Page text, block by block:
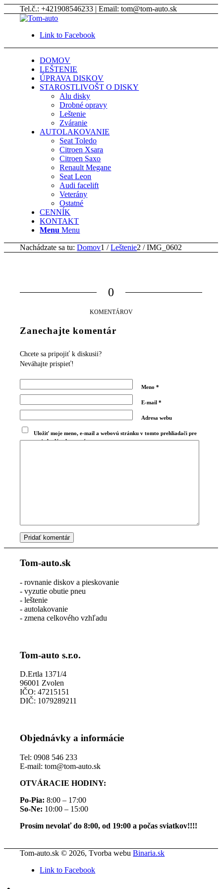
Tel.č.: +421908546233 | Email: tom@tom-auto.sk
Link to Facebook
DOMOV
LEŠTENIE
ÚPRAVA DISKOV
STAROSTLIVOŠT O DISKY
Alu disky
Drobné opravy
Leštenie
Zváranie
AUTOLAKOVANIE
Seat Toledo
Citroen Xsara
Citroen Saxo
Renault Megane
Seat Leon
Audi facelift
Veterány
Ostatné
CENNÍK
KONTAKT
Menu Menu
Nachádzate sa tu: Domov1 / Leštenie2 / IMG_0602
0
KOMENTÁROV
Zanechajte komentár
Chcete sa pripojiť k diskusii?
Neváhajte prispieť!
Meno*
E-mail*
Adresa webu
Uložiť moje meno, e-mail a webovú stránku v tomto prehliadači pre
moje budúce komentáre.
Tom-auto.sk
- rovnanie diskov a pieskovanie
- vyzutie obutie pneu
- leštenie
- autolakovanie
- zmena celkového vzhľadu
Tom-auto s.r.o.
D.Ertla 1371/4
96001 Zvolen
IČO: 47215151
DIČ: 1079289211
Objednávky a informácie
Tel: 0908 546 233
E-mail: tom@tom-auto.sk
OTVÁRACIE HODINY:
Po-Pia: 8:00 – 17:00
So-Ne: 10:00 – 15:00
Prosím nevolať do 8:00, od 19:00 a počas sviatkov!!!!
Tom-auto.sk © 2026, Tvorba webuBinaria.sk
Link to Facebook